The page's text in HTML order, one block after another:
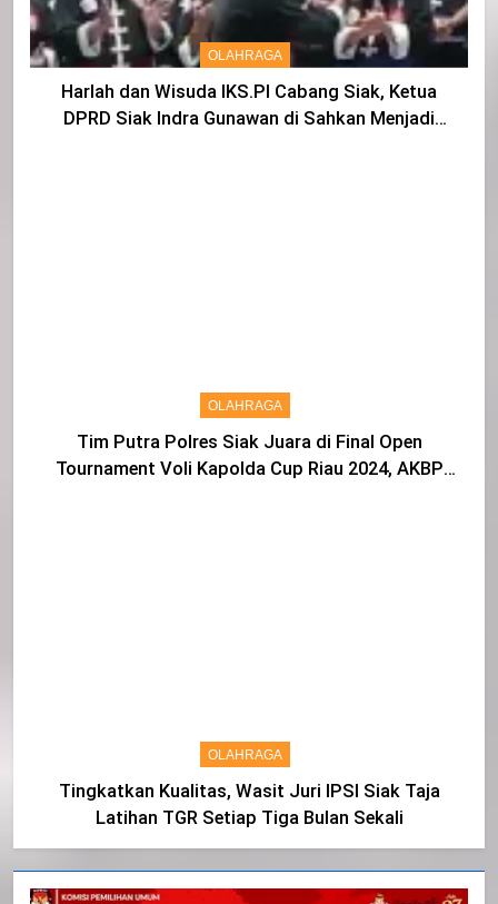
OLAHRAGA
Harlah dan Wisuda IKS.PI Cabang Siak, Ketua
DPRD Siak Indra Gunawan di Sahkan Menjadi
OLAHRAGA
Tim Putra Polres Siak Juara di Final Open
Tournament Voli Kapolda Cup Riau 2024, AKBP
OLAHRAGA
Tingkatkan Kualitas, Wasit Juri IPSI Siak Taja
Latihan TGR Setiap Tiga Bulan Sekali